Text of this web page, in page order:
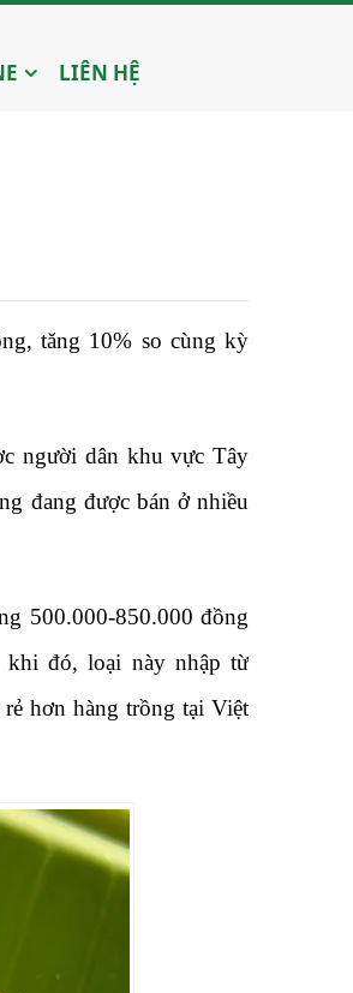
LIÊN HỆ
tăng 10% so cùng kỳ
người dân khu vực Tây
đang được bán ở nhiều
500.000-850.000 đồng
khi đó, loại này nhập từ
hơn hàng trồng tại Việt